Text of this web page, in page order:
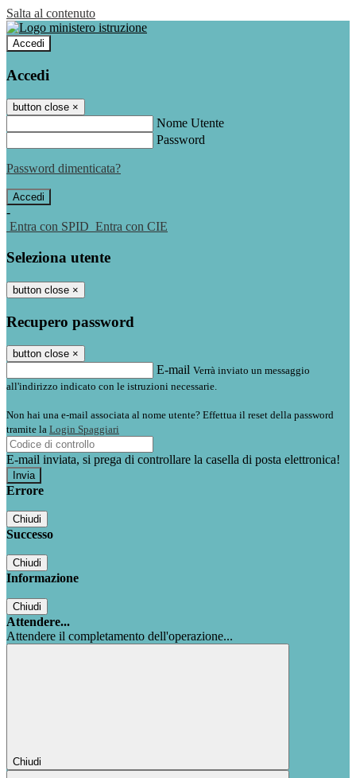
Salta al contenuto
Accedi
Accedi
button close ×
Nome Utente
Password
Password dimenticata?
-
Entra con SPID Entra con CIE
Seleziona utente
button close ×
Recupero password
button close ×
E-mail Verrà inviato un messaggio
all'indirizzo indicato con le istruzioni necessarie.
Non hai una e-mail associata al nome utente? Effettua il reset della password
tramite la Login Spaggiari
E-mail inviata, si prega di controllare la casella di posta elettronica!
Errore
Chiudi
Successo
Chiudi
Informazione
Chiudi
Attendere...
Attendere il completamento dell'operazione...
Chiudi